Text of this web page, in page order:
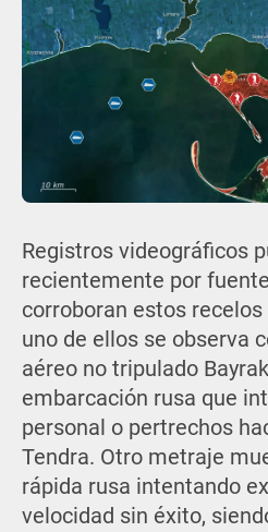
Registros videográficos
recientemente por
corroboran estos
uno de ellos se observa
aéreo no tripulado
embarcación rusa que
personal o pertrechos
Tendra. Otro metraje
rápida rusa intentando
velocidad sin éxito,